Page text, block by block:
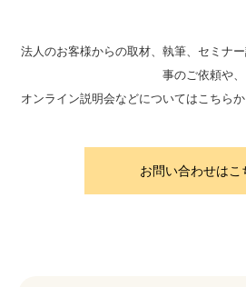
法人のお客様からの取材、執筆、セミナ
事のご依頼や、
オンライン説明会などについてはこちら
お問い合わせはこ